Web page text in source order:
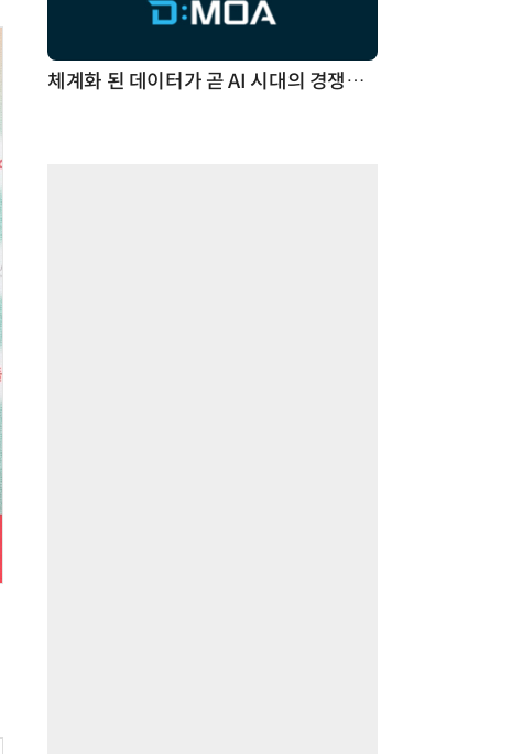
체계화 된 데이터가 곧 AI 시대의 경쟁력이다